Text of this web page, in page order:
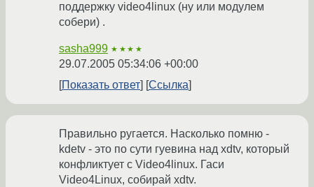
поддержку video4linux (ну или модулем
собери) .
sasha999 ★★★★
29.07.2005 05:34:06 +00:00
Показать ответ
Ссылка
Правильно ругается. Насколько помню -
kdetv - это по сути гуевина над xdtv, который
конфликтует с Video4linux. Гаси
Video4Linux, собирай xdtv.